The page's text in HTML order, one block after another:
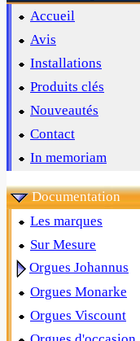
Accueil
Avis
Installations
Produits clés
Nouveautés
Contact
In memoriam
Documentation
Les marques
Sur Mesure
Orgues Johannus
Orgues Monarke
Orgues Viscount